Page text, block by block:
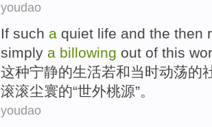
youdao
If such a quiet life and the then
simply a billowing out of this
这种宁静的生活若和当时动荡的
滚滚尘寰的“世外桃源”。
youdao